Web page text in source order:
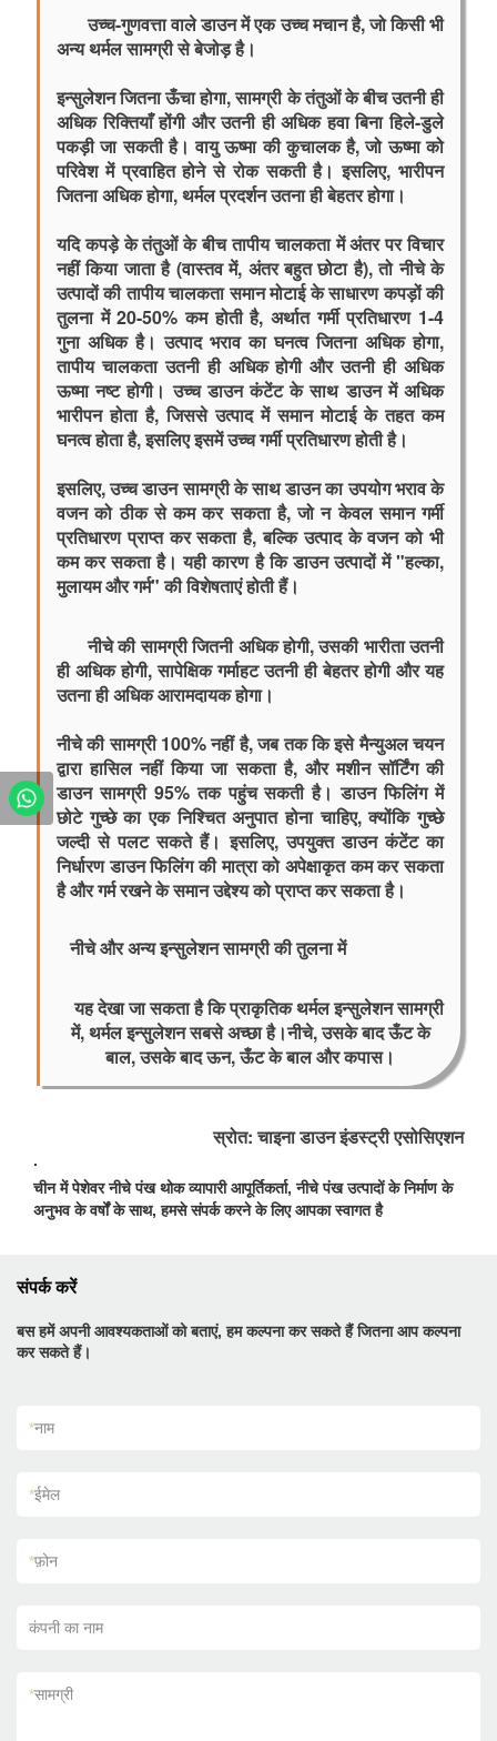
उच्च-गुणवत्ता वाले डाउन में एक उच्च मचान है, जो किसी भी
अन्य थर्मल सामग्री से बेजोड़ है।
इन्सुलेशन जितना ऊँचा होगा, सामग्री के तंतुओं के बीच उतनी ही
अधिक रिक्तियाँ होंगी और उतनी ही अधिक हवा बिना हिले-डुले
पकड़ी जा सकती है। वायु ऊष्मा की कुचालक है, जो ऊष्मा को
परिवेश में प्रवाहित होने से रोक सकती है। इसलिए, भारीपन
जितना अधिक होगा, थर्मल प्रदर्शन उतना ही बेहतर होगा।
यदि कपड़े के तंतुओं के बीच तापीय चालकता में अंतर पर विचार
नहीं किया जाता है (वास्तव में, अंतर बहुत छोटा है), तो नीचे के
उत्पादों की तापीय चालकता समान मोटाई के साधारण कपड़ों की
तुलना में 20-50% कम होती है, अर्थात गर्मी प्रतिधारण 1-4
गुना अधिक है। उत्पाद भराव का घनत्व जितना अधिक होगा,
तापीय चालकता उतनी ही अधिक होगी और उतनी ही अधिक
ऊष्मा नष्ट होगी। उच्च डाउन कंटेंट के साथ डाउन में अधिक
भारीपन होता है, जिससे उत्पाद में समान मोटाई के तहत कम
घनत्व होता है, इसलिए इसमें उच्च गर्मी प्रतिधारण होती है।
इसलिए, उच्च डाउन सामग्री के साथ डाउन का उपयोग भराव के
वजन को ठीक से कम कर सकता है, जो न केवल समान गर्मी
प्रतिधारण प्राप्त कर सकता है, बल्कि उत्पाद के वजन को भी
कम कर सकता है। यही कारण है कि डाउन उत्पादों में "हल्का,
मुलायम और गर्म" की विशेषताएं होती हैं।
नीचे की सामग्री जितनी अधिक होगी, उसकी भारीता उतनी
ही अधिक होगी, सापेक्षिक गर्माहट उतनी ही बेहतर होगी और यह
उतना ही अधिक आरामदायक होगा।
नीचे की सामग्री 100% नहीं है, जब तक कि इसे मैन्युअल चयन
द्वारा हासिल नहीं किया जा सकता है, और मशीन सॉर्टिंग की
डाउन सामग्री 95% तक पहुंच सकती है। डाउन फिलिंग में
छोटे गुच्छे का एक निश्चित अनुपात होना चाहिए, क्योंकि गुच्छे
जल्दी से पलट सकते हैं। इसलिए, उपयुक्त डाउन कंटेंट का
निर्धारण डाउन फिलिंग की मात्रा को अपेक्षाकृत कम कर सकता
है और गर्म रखने के समान उद्देश्य को प्राप्त कर सकता है।
नीचे और अन्य इन्सुलेशन सामग्री की तुलना में
यह देखा जा सकता है कि प्राकृतिक थर्मल इन्सुलेशन सामग्री
में, थर्मल इन्सुलेशन सबसे अच्छा है।नीचे, उसके बाद ऊँट के
बाल, उसके बाद ऊन, ऊँट के बाल और कपास।
स्रोत: चाइना डाउन इंडस्ट्री एसोसिएशन
.
चीन में पेशेवर नीचे पंख थोक व्यापारी आपूर्तिकर्ता, नीचे पंख उत्पादों के निर्माण के
अनुभव के वर्षों के साथ, हमसे संपर्क करने के लिए आपका स्वागत है
संपर्क करें
बस हमें अपनी आवश्यकताओं को बताएं, हम कल्पना कर सकते हैं जितना आप कल्पना
कर सकते हैं।
*नाम
*ईमेल
*फ़ोन
कंपनी का नाम
*सामग्री